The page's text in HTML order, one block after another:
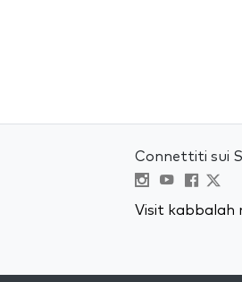
Connettiti sui
Visit kabbalah